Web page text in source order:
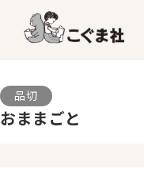
品切
おままごと